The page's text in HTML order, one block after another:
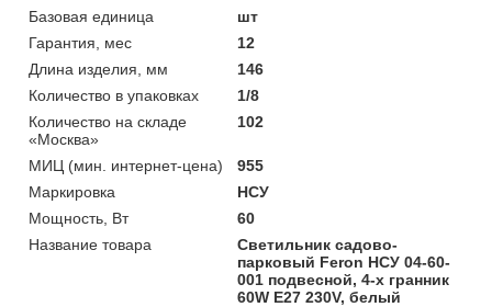
Базовая единица
шт
Гарантия, мес
12
Длина изделия, мм
146
Количество в упаковках
1/8
Количество на складе
«Москва»
102
МИЦ (мин. интернет-цена)
955
Маркировка
НСУ
Мощность, Вт
60
Название товара
Светильник садово-
парковый Feron НСУ 04-60-
001 подвесной, 4-х гранник
60W E27 230V, белый